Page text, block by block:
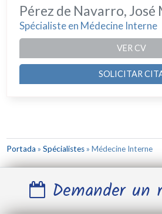
Pérez de Navarro, José
Spécialiste en Médecine Interne
VER CV
SOLICITAR
Portada »Spécialistes»Médecine Interne
Demander un